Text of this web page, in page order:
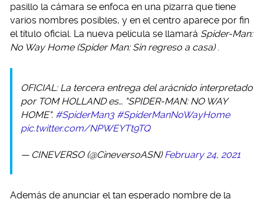
pasillo la cámara se enfoca en una pizarra que tiene
varios nombres posibles, y en el centro aparece por fin
el título oficial. La nueva película se llamará Spider-Man:
No Way Home (Spider Man: Sin regreso a casa) .
OFICIAL: La tercera entrega del arácnido interpretado
por TOM HOLLAND es… "SPIDER-MAN: NO WAY
HOME". #SpiderMan3 #SpiderManNoWayHome
pic.twitter.com/NPWEYTt9TQ
— CINEVERSO (@CineversoASN)February 24, 2021
Además de anunciar el tan esperado nombre de la